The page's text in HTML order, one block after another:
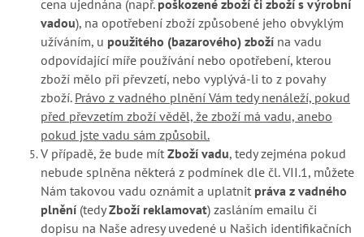
cena ujednána (např. poškozené zboží či zboží s výrobní
vadou), na opotřebení zboží způsobené jeho obvyklým
užíváním, u použitého (bazarového) zboží na vadu
odpovídající míře používání nebo opotřebení, kterou
zboží mělo při převzetí, nebo vyplývá-li to z povahy
zboží. Právo z vadného plnění Vám tedy nenáleží, pokud
před převzetím zboží věděl, že zboží má vadu, anebo
pokud jste vadu sám způsobil.
V případě, že bude mít Zboží vadu, tedy zejména pokud
nebude splněna některá z podmínek dle čl. VII.1, můžete
Nám takovou vadu oznámit a uplatnit práva z vadného
plnění (tedyZboží reklamovat) zasláním emailu či
dopisu na Naše adresy uvedené u Našich identifikačních